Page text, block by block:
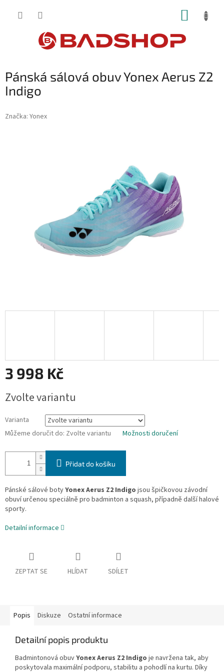
Pánská sálová obuv Yonex Aerus Z2
Indigo
Značka: Yonex
3 998 Kč
cena:
Zvolte variantu
Varianta
Můžeme doručit do: Zvolte variantu Možnosti doručení
Přidat do košíku
Pánské sálové botyYonex Aerus Z2 Indigo jsou špičkovou závodní
obuví určenou speciálně pro badminton a squash, případně další halové
sporty.
Detailní informace
ZEPTAT SE HLÍDAT SDÍLET
Popis Diskuze Ostatní informace
Detailní popis produktu
Badmintonová obuvYonex Aerus Z2 Indigo je navržena tak, aby
poskytovala maximální podporu, stabilitu a pohodlí na kurtu. Díky